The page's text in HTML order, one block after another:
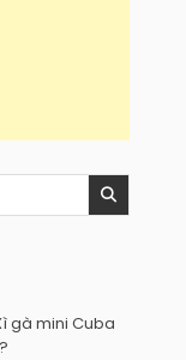
gà mini Cuba